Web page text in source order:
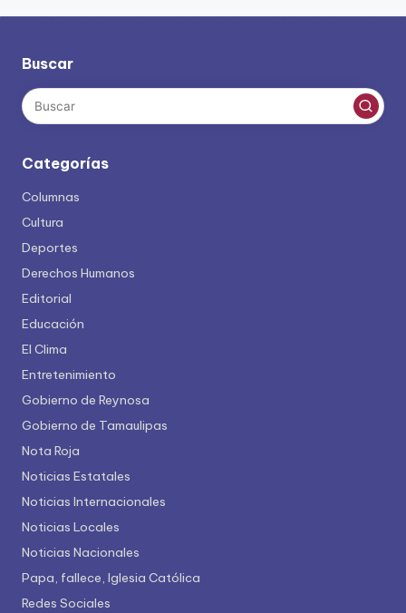
Buscar
Categorías
Columnas
Cultura
Deportes
Derechos Humanos
Editorial
Educación
El Clima
Entretenimiento
Gobierno de Reynosa
Gobierno de Tamaulipas
Nota Roja
Noticias Estatales
Noticias Internacionales
Noticias Locales
Noticias Nacionales
Papa, fallece, Iglesia Católica
Redes Sociales